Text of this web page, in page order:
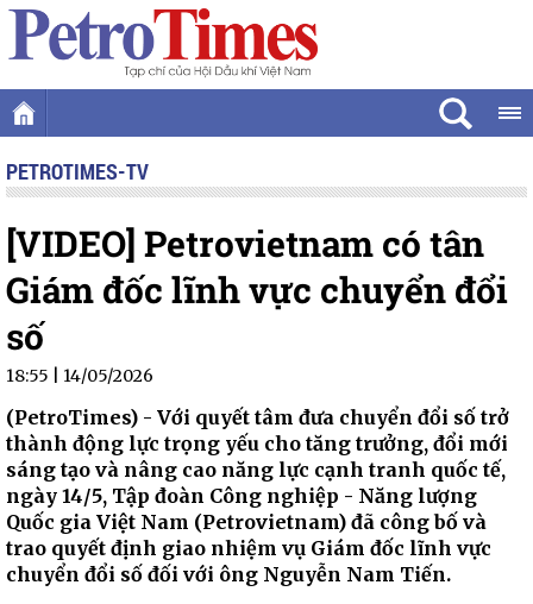
PETROTIMES-TV
[VIDEO] Petrovietnam có tân
Giám đốc lĩnh vực chuyển đổi
số
18:55 | 14/05/2026
(PetroTimes) - Với quyết tâm đưa chuyển đổi số trở
thành động lực trọng yếu cho tăng trưởng, đổi mới
sáng tạo và nâng cao năng lực cạnh tranh quốc tế,
ngày 14/5, Tập đoàn Công nghiệp - Năng lượng
Quốc gia Việt Nam (Petrovietnam) đã công bố và
trao quyết định giao nhiệm vụ Giám đốc lĩnh vực
chuyển đổi số đối với ông Nguyễn Nam Tiến.